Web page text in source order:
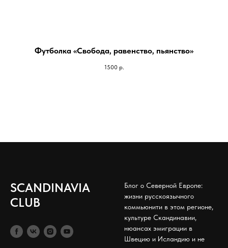
Футболка «Свобода, равенство, пьянство»
1500 р.
SCANDINAVIA
CLUB
Блог о Северной Европе:
жизни русскоязычного
коммьюнити в этом регионе,
культуре Скандинавии,
нюансах эмиграции в
Швецию и Исландию и не